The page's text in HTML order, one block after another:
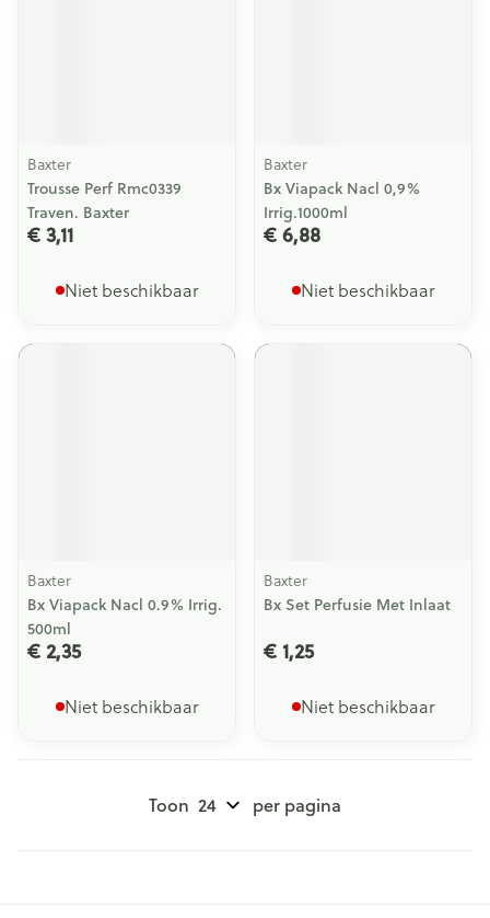
Baxter
Trousse Perf Rmc0339
Traven. Baxter
€ 3,11
Niet beschikbaar
Baxter
Bx Viapack Nacl 0,9%
Irrig.1000ml
€ 6,88
Niet beschikbaar
Baxter
Bx Viapack Nacl 0.9% Irrig.
500ml
€ 2,35
Niet beschikbaar
Baxter
Bx Set Perfusie Met Inlaat
€ 1,25
Niet beschikbaar
Toon per pagina